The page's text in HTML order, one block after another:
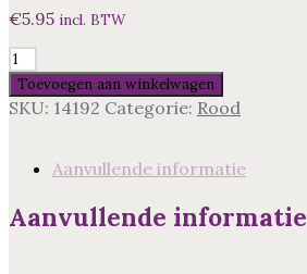
€5.95 incl. BTW
Carmenere,
Santa
Helena,
Toevoegen aan winkelwagen
SKU: 14192 Categorie: Rood
Aanvullende informatie
Aanvullende informatie